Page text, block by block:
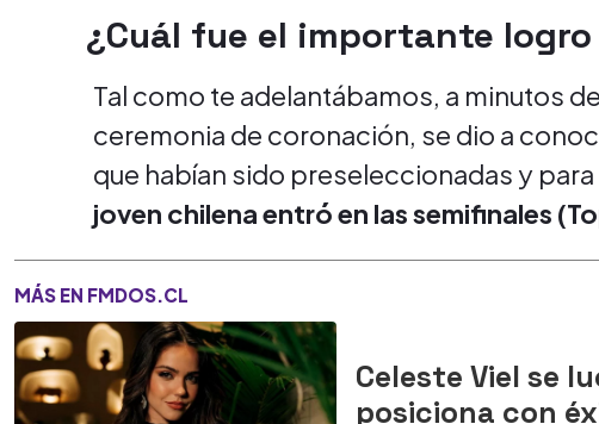
¿Cuál fue el importante logro
Tal como te adelantábamos, a minutos
ceremonia de coronación, se dio a
que habían sido preseleccionadas y
joven chilena entró en las semifinales
MÁS EN FMDOS.CL
Celeste Viel se
posiciona con